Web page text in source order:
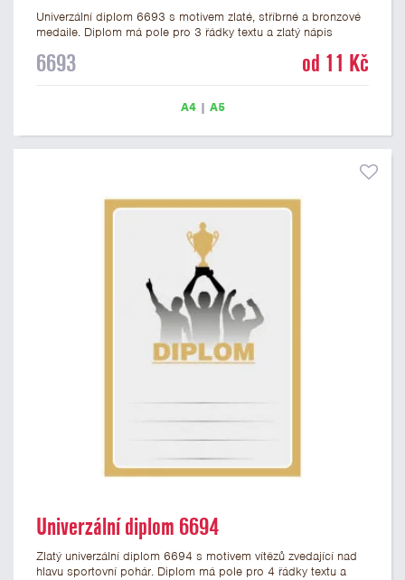
Univerzální diplom 6693 s motivem zlaté, stříbrné a bronzové
medaile. Diplom má pole pro 3 řádky textu a zlatý nápis
Tento univerzální diplom je vhodný pro většinu událostí, ke
6693 od 11 Kč
A4| A5
Univerzální diplom 6694
Zlatý univerzální diplom 6694 s motivem vítězů zvedající nad
hlavu sportovní pohár. Diplom má pole pro 4 řádky textu a